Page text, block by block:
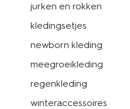
jurken en rokken
kledingsetjes
newborn kleding
meegroeikleding
regenkleding
winteraccessoires